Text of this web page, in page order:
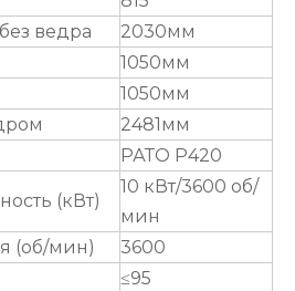
ведра
2030мм
1050мм
1050мм
2481мм
РАТО Р420
(кВт)
10 кВт/3600 об/
мин
(об/мин)
3600
≤95